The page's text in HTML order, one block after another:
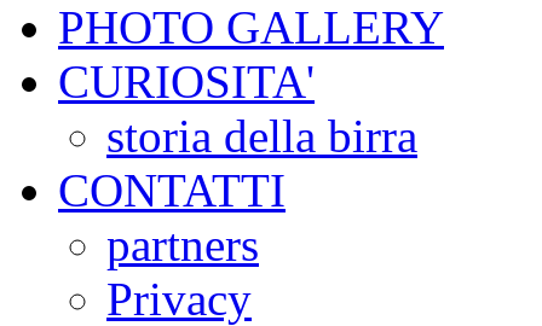
PHOTO GALLERY
CURIOSITA'
storia della birra
CONTATTI
partners
Privacy